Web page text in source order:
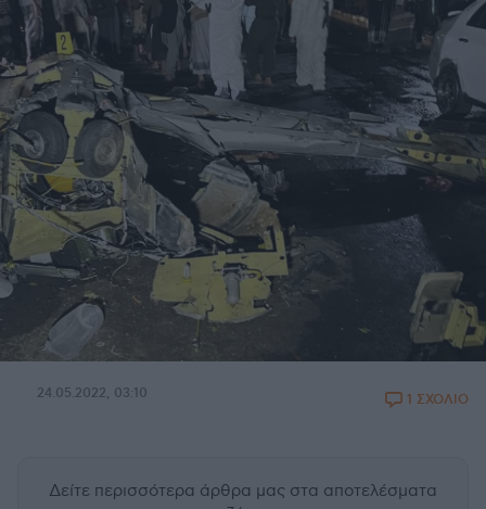
24.05.2022, 03:10 1 ΣΧΟΛΙΟ
Δείτε περισσότερα άρθρα μας στα αποτελέσματα